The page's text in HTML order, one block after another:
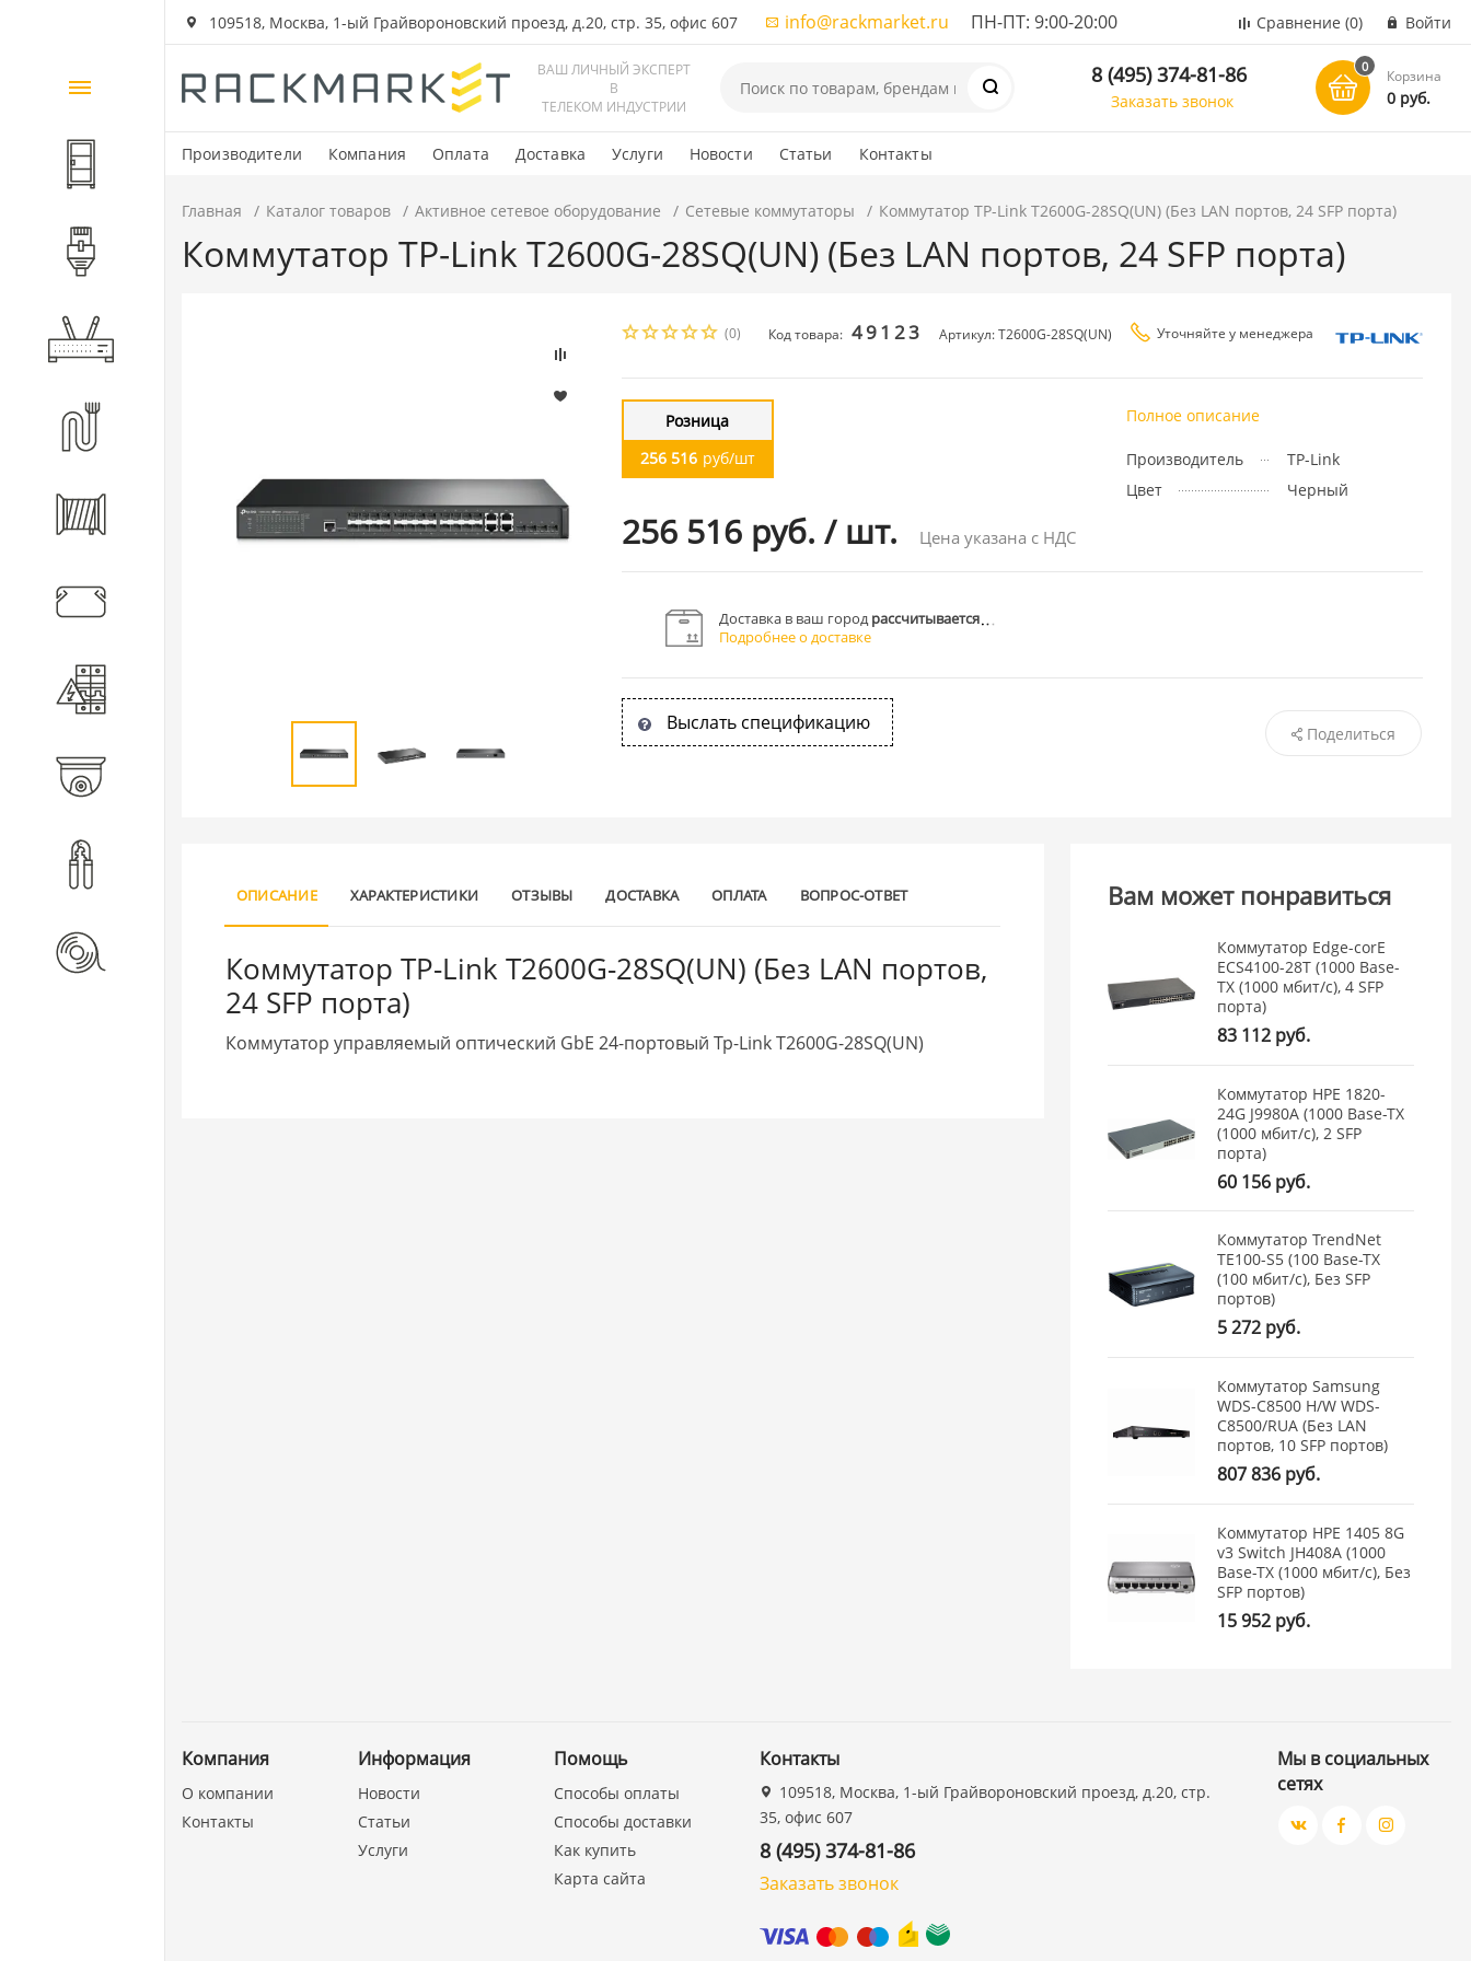
109518, Москва, 1-ый Грайвороновский проезд, д.20, стр. 35, офис 607 info@rackmarket.ru ПН-ПТ: 9:00-20:00 Сравнение (0) Войти
ВАШ ЛИЧНЫЙ ЭКСПЕРТ
В
ТЕЛЕКОМ ИНДУСТРИИ
8 (495) 374-81-86
Заказать звонок
0
Корзина
0 руб.
Производители Компания Оплата Доставка Услуги Новости Статьи Контакты
Каталог
товаров
Шкафы и стойки
Компоненты СКС
Главная Каталог товаров Активное сетевое оборудование Сетевые коммутаторы Коммутатор TP-Link T2600G-28SQ(UN) (Без LAN портов, 24 SFP порта)
Коммутатор TP-Link T2600G-28SQ(UN) (Без LAN портов, 24 SFP порта)
(0) Код товара: 49123 Артикул: T2600G-28SQ(UN) Уточняйте у менеджера
Розница
256 516 руб/шт
256 516 руб. / шт. Цена указана с НДС
Полное описание
Производитель
TP-Link
Цвет
Черный
Доставка в ваш городрассчитывается
Подробнее о доставке
Выслать спецификацию Поделиться
ОПИСАНИЕ ХАРАКТЕРИСТИКИ ОТЗЫВЫ ДОСТАВКА ОПЛАТА ВОПРОС-ОТВЕТ
Коммутатор TP-Link T2600G-28SQ(UN) (Без LAN портов,
24 SFP порта)
Коммутатор управляемый оптический GbE 24-портовый Tp-Link T2600G-28SQ(UN)
Вам может понравиться
Коммутатор Edge-corE
ECS4100-28T (1000 Base-
TX (1000 мбит/с), 4 SFP
порта)
83 112 руб.
Коммутатор HPE 1820-
24G J9980A (1000 Base-TX
(1000 мбит/с), 2 SFP
порта)
60 156 руб.
Коммутатор TrendNet
TE100-S5 (100 Base-TX
(100 мбит/с), Без SFP
портов)
5 272 руб.
Коммутатор Samsung
WDS-C8500 H/W WDS-
C8500/RUA (Без LAN
портов, 10 SFP портов)
807 836 руб.
Коммутатор HPE 1405 8G
v3 Switch JH408A (1000
Base-TX (1000 мбит/с), Без
SFP портов)
15 952 руб.
Компания
О компании
Контакты
Информация
Новости
Статьи
Услуги
Помощь
Способы оплаты
Способы доставки
Как купить
Карта сайта
Контакты
109518, Москва, 1-ый Грайвороновский проезд, д.20, стр.
35, офис 607
8 (495) 374-81-86
Заказать звонок
Мы в социальных
сетях